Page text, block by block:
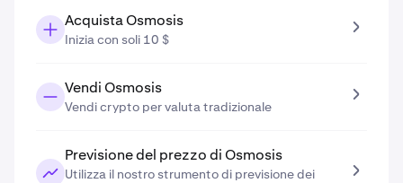
Acquista Osmosis
Inizia con soli 10 $
Vendi Osmosis
Vendi crypto per valuta tradizionale
Previsione del prezzo di Osmosis
Utilizza il nostro strumento di previsione dei